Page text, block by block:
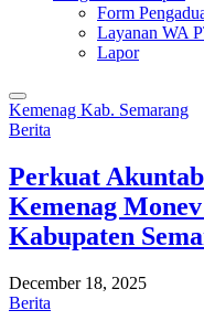
Form
Layanan WA
Lapor
Kemenag Kab. Semarang
Berita
Perkuat
Kemenag
Kabupaten
December 18, 2025
Berita